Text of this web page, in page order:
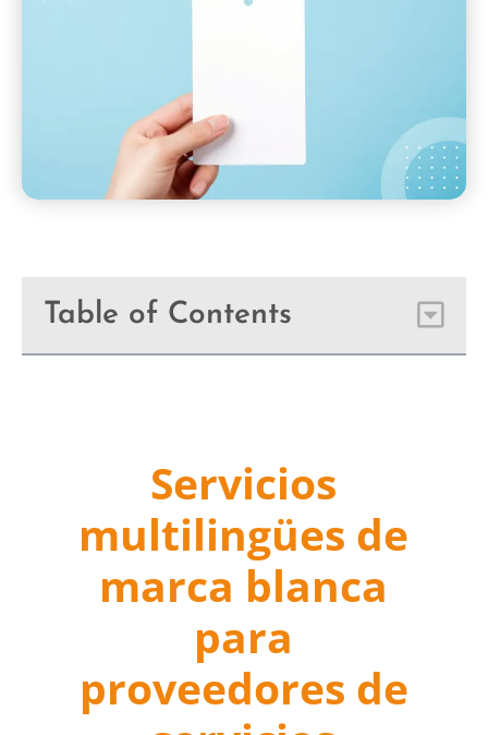
Silvi Nunez
Table of Contents
Servicios
multilingües de
marca blanca
para
proveedores de